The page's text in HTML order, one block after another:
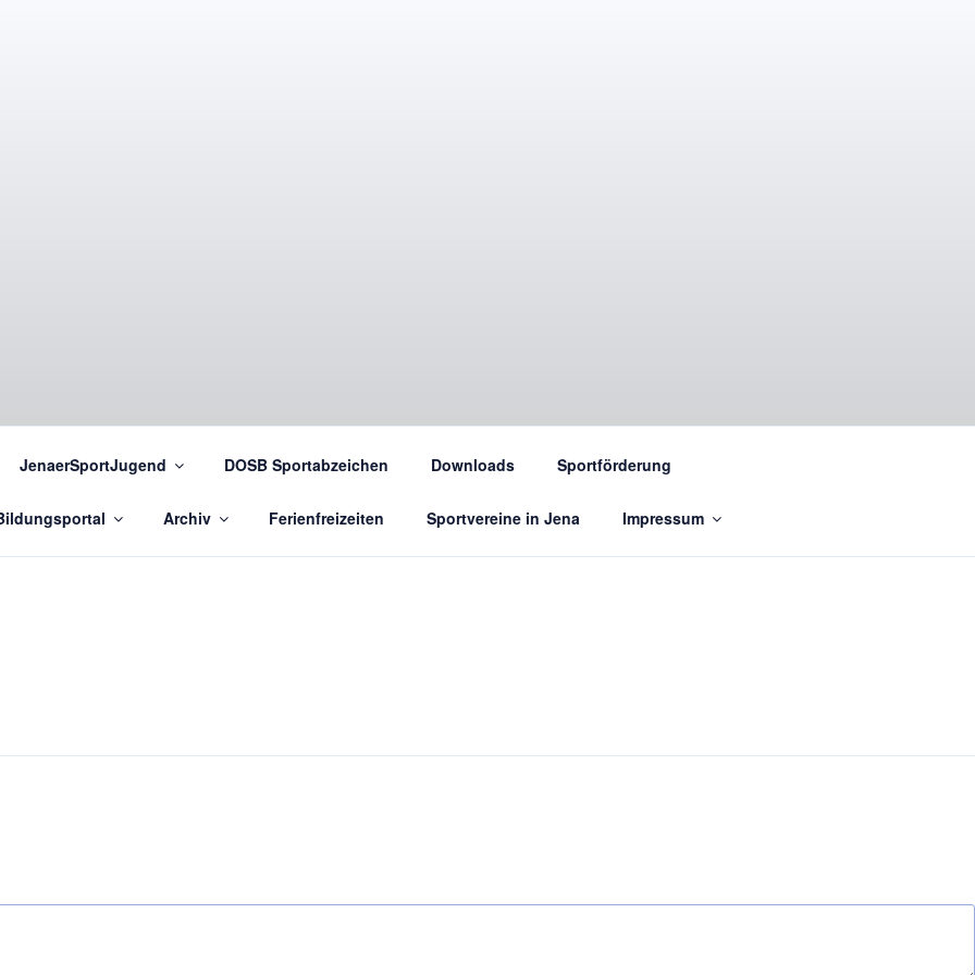
JenaerSportJugend DOSB Sportabzeichen Downloads Sportförderung
Archiv Ferienfreizeiten Sportvereine in Jena Impressum